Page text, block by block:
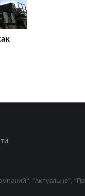
"Актуально",